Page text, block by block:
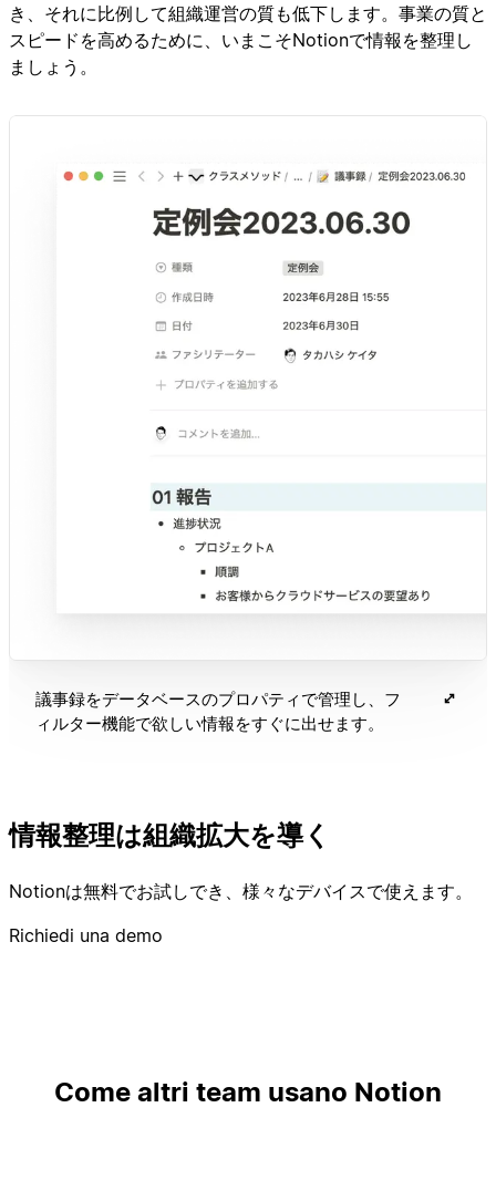
き、それに比例して組織運営の質も低下します。事業の質と
スピードを高めるために、いまこそNotionで情報を整理し
ましょう。
議事録をデータベースのプロパティで管理し、フ
ィルター機能で欲しい情報をすぐに出せます。
情報整理は組織拡大を導く
Notionは無料でお試しでき、様々なデバイスで使えます。
Richiedi una demo
Come altri team usano Notion